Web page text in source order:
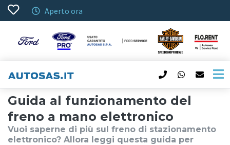
Aperto ora
Guida al funzionamento del
freno a mano elettronico
Vuoi saperne di più sul freno di stazionamento
elettronico? Allora leggi questa guida per